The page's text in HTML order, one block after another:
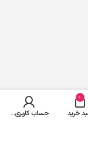
0
خرید حساب کاربری من